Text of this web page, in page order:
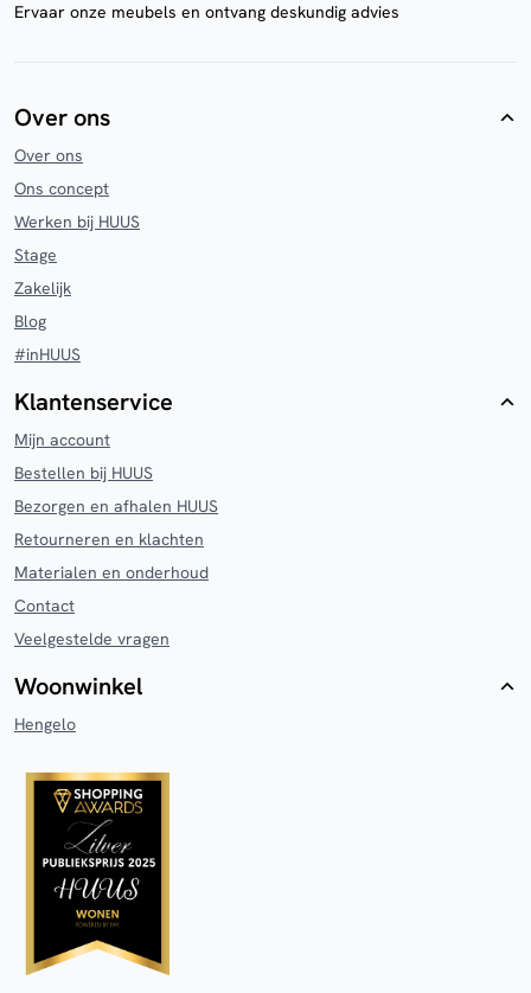
Ervaar onze meubels en ontvang deskundig advies
Over ons
Over ons
Ons concept
Werken bij HUUS
Stage
Zakelijk
Blog
#inHUUS
Klantenservice
Mijn account
Bestellen bij HUUS
Bezorgen en afhalen HUUS
Retourneren en klachten
Materialen en onderhoud
Contact
Veelgestelde vragen
Woonwinkel
Hengelo